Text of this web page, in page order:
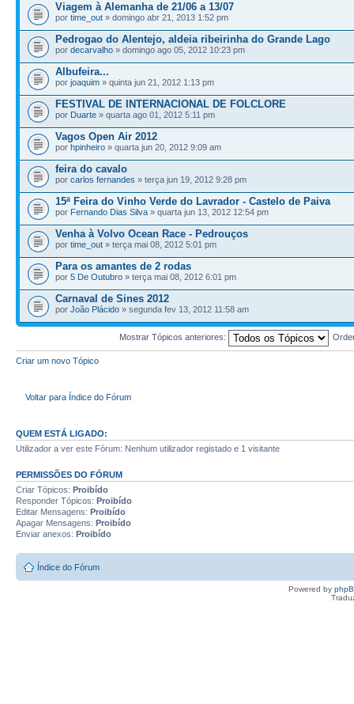
Viagem à Alemanha de 21/06 a 13/07
por time_out » domingo abr 21, 2013 1:52 pm
Pedrogao do Alentejo, aldeia ribeirinha do Grande Lago
por decarvalho » domingo ago 05, 2012 10:23 pm
Albufeira...
por joaquim » quinta jun 21, 2012 1:13 pm
FESTIVAL DE INTERNACIONAL DE FOLCLORE
por Duarte » quarta ago 01, 2012 5:11 pm
Vagos Open Air 2012
por hpinheiro » quarta jun 20, 2012 9:09 am
feira do cavalo
por carlos fernandes » terça jun 19, 2012 9:28 pm
15ª Feira do Vinho Verde do Lavrador - Castelo de Paiva
por Fernando Dias Silva » quarta jun 13, 2012 12:54 pm
Venha à Volvo Ocean Race - Pedrouços
por time_out » terça mai 08, 2012 5:01 pm
Para os amantes de 2 rodas
por 5 De Outubro » terça mai 08, 2012 6:01 pm
Carnaval de Sines 2012
por João Plácido » segunda fev 13, 2012 11:58 am
Mostrar Tópicos anteriores:
Criar um novo Tópico
Voltar para Índice do Fórum
QUEM ESTÁ LIGADO:
Utilizador a ver este Fórum: Nenhum utilizador registado e 1 visitante
PERMISSÕES DO FÓRUM
Criar Tópicos: Proibído
Responder Tópicos: Proibído
Editar Mensagens: Proibído
Apagar Mensagens: Proibído
Enviar anexos: Proibído
Índice do Fórum
Powered by